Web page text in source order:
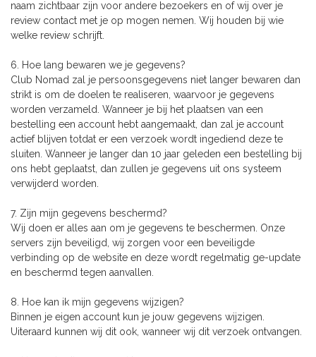
naam zichtbaar zijn voor andere bezoekers en of wij over je
review contact met je op mogen nemen. Wij houden bij wie
welke review schrijft.
6. Hoe lang bewaren we je gegevens?
Club Nomad zal je persoonsgegevens niet langer bewaren dan
strikt is om de doelen te realiseren, waarvoor je gegevens
worden verzameld. Wanneer je bij het plaatsen van een
bestelling een account hebt aangemaakt, dan zal je account
actief blijven totdat er een verzoek wordt ingediend deze te
sluiten. Wanneer je langer dan 10 jaar geleden een bestelling bij
ons hebt geplaatst, dan zullen je gegevens uit ons systeem
verwijderd worden.
7. Zijn mijn gegevens beschermd?
Wij doen er alles aan om je gegevens te beschermen. Onze
servers zijn beveiligd, wij zorgen voor een beveiligde
verbinding op de website en deze wordt regelmatig ge-update
en beschermd tegen aanvallen.
8. Hoe kan ik mijn gegevens wijzigen?
Binnen je eigen account kun je jouw gegevens wijzigen.
Uiteraard kunnen wij dit ook, wanneer wij dit verzoek ontvangen.